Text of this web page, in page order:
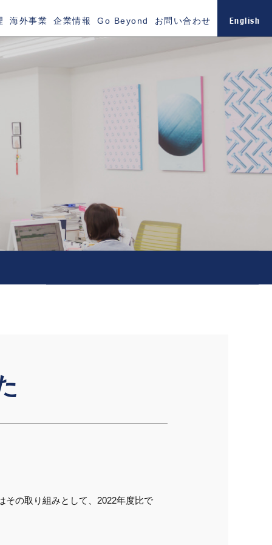
海外事業 企業情報 Go Beyond お問い合わせ English
その取り組みとして、2022年度比で